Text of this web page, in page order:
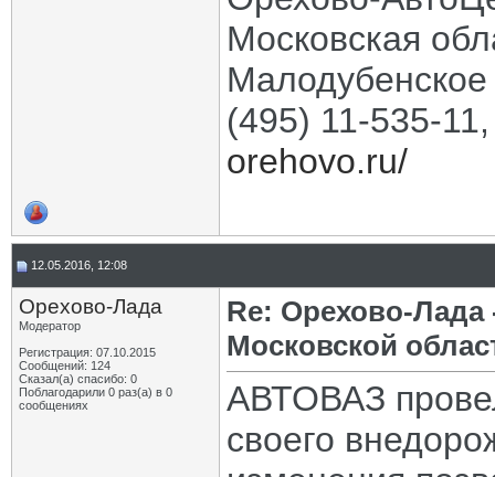
Московская
(495) 11-535-
orehovo.ru/
12.05.2016, 12:08
Орехово-Лада
Модератор
Регистрация: 07.10.2015
Сообщений: 124
Сказал(а) спасибо: 0
Поблагодарили 0 раз(а) в 0
сообщениях
Re: Орехово-
Московской
АВТОВАЗ
своего